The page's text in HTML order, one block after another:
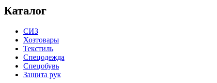
Каталог
СИЗ
Хозтовары
Текстиль
Спецодежда
Спецобувь
Защита рук